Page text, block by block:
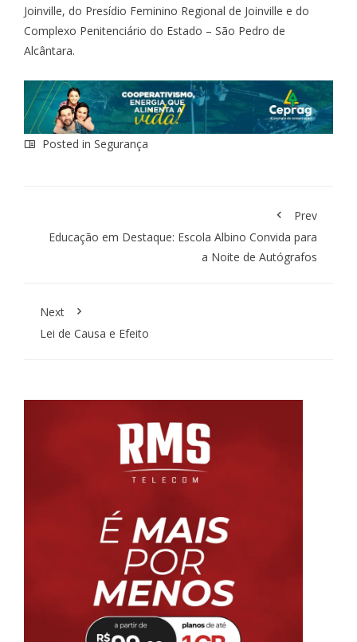
Joinville, do Presídio Feminino Regional de Joinville e do
Complexo Penitenciário do Estado – São Pedro de
Alcântara.
Posted in Segurança
Prev
Educação em Destaque: Escola Albino Convida para
a Noite de Autógrafos
Next
Lei de Causa e Efeito